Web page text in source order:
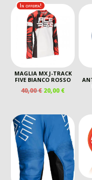
In offerta!
MAGLIA MX J-TRACK
FIVE BIANCO ROSSO
40,00€ IL
ERA:
40,00 €.
20,00€IL
È:
20,00 €.